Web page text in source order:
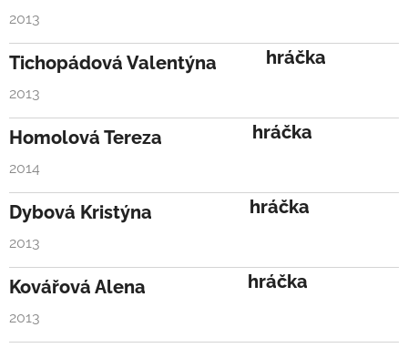
2013
Tichopádová Valentýna
2013
hráčka
Homolová Tereza
2014
hráčka
Dybová Kristýna
2013
hráčka
Kovářová Alena
2013
hráčka